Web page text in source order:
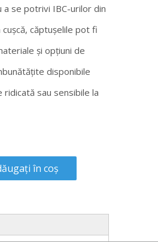
se potrivi IBC-urilor din
căptușelile pot fi
și opțiuni de
disponibile
sau sensibile la
în coș